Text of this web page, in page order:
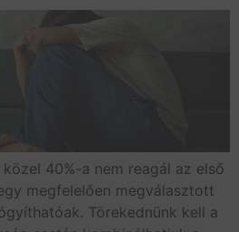
40%-a nem reagál az első
megfelelően megválasztott
Törekednünk kell a